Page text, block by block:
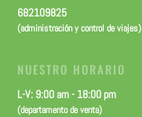
682109825
(administración y control de viajes)
NUESTRO HORARIO
L-V: 9:00 am - 18:00 pm
(departamento de venta)